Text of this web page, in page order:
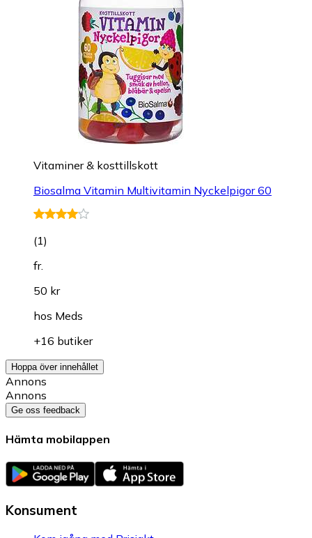
Vitaminer & kosttillskott
Biosalma Vitamin Multivitamin Nyckelpigor 60
(1)
fr.
50 kr
hos Meds
+16 butiker
Hoppa över innehållet
Annons
Annons
Ge oss feedback
Hämta mobilappen
Konsument